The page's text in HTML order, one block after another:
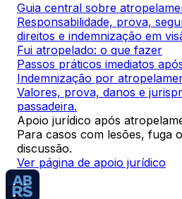
Guia central sobre
Responsabilidade, prova,
direitos e indemnização em
Fui atropelado: o que fazer
Passos práticos imediatos
Indemnização por
Valores, prova, danos e
passadeira.
Apoio jurídico após
Para casos com lesões, fuga
discussão.
Ver página de apoio jurídico